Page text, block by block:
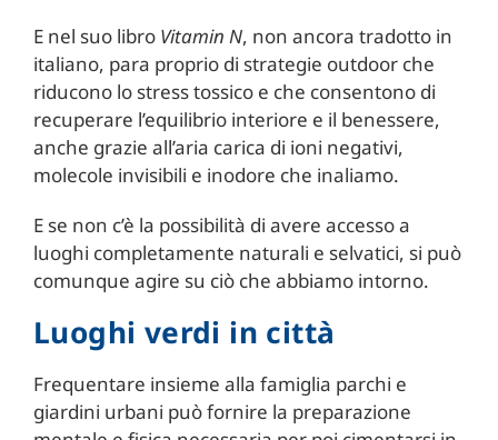
E nel suo libro Vitamin N, non ancora tradotto in
italiano, para proprio di strategie outdoor che
riducono lo stress tossico e che consentono di
recuperare l’equilibrio interiore e il benessere,
anche grazie all’aria carica di ioni negativi,
molecole invisibili e inodore che inaliamo.
E se non c’è la possibilità di avere accesso a
luoghi completamente naturali e selvatici, si può
comunque agire su ciò che abbiamo intorno.
Luoghi verdi in città
Frequentare insieme alla famiglia parchi e
giardini urbani può fornire la preparazione